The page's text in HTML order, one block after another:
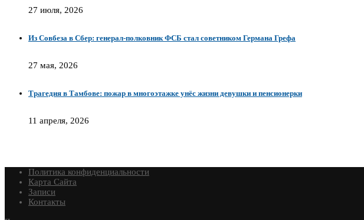
27 июля, 2026
Из Совбеза в Сбер: генерал-полковник ФСБ стал советником Германа Грефа
27 мая, 2026
Трагедия в Тамбове: пожар в многоэтажке унёс жизни девушки и пенсионерки
11 апреля, 2026
Политика конфиденциальности
Карта Сайта
Записи
Контакты